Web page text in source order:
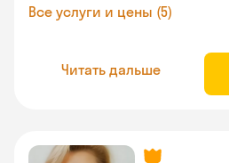
Все услуги и цены (5)
Читать дальше